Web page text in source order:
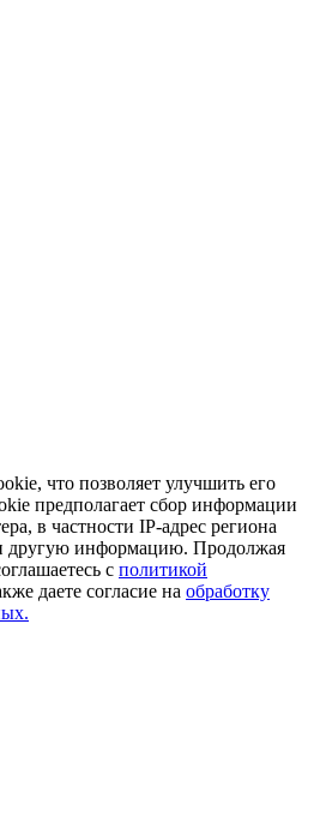
что позволяет улучшить его
предполагает сбор информации
в частности IP-адрес региона
другую информацию. Продолжая
с политикой
даете согласие на обработку